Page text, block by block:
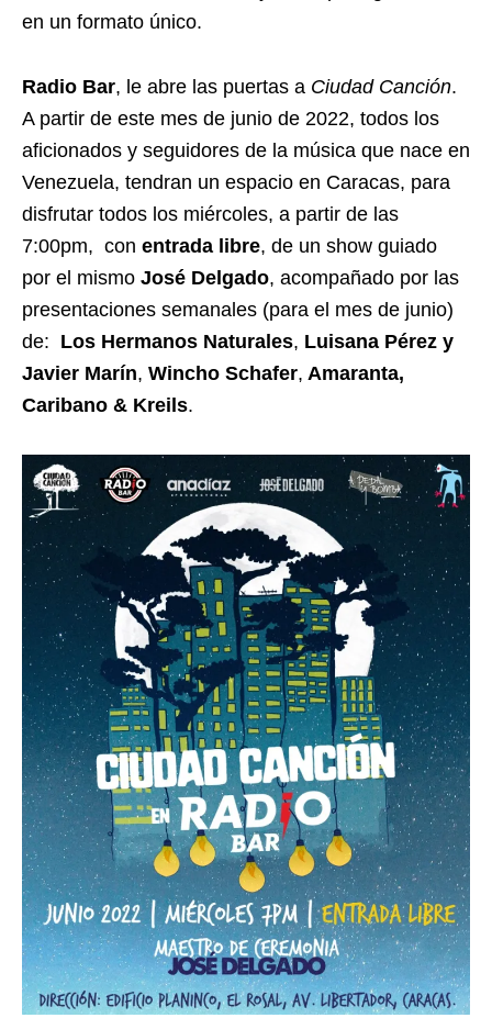
en un formato único.
Radio Bar, le abre las puertas a Ciudad Canción.
A partir de este mes de junio de 2022, todos los
aficionados y seguidores de la música que nace en
Venezuela, tendran un espacio en Caracas, para
disfrutar todos los miércoles, a partir de las
7:00pm, con entrada libre, de un show guiado
por el mismo José Delgado, acompañado por las
presentaciones semanales (para el mes de junio)
de: Los Hermanos Naturales, Luisana Pérez y
Javier Marín, Wincho Schafer, Amaranta,
Caribano & Kreils.